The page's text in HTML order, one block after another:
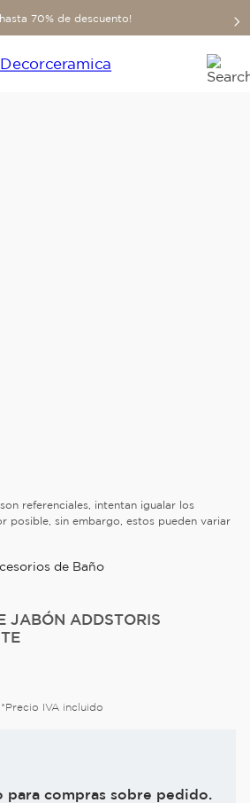
70% de descuento!
referenciales, intentan igualar los
posible, sin embargo, estos pueden variar
de Baño
JABÓN ADDSTORIS
*Precio IVA incluido
para compras sobre pedido.